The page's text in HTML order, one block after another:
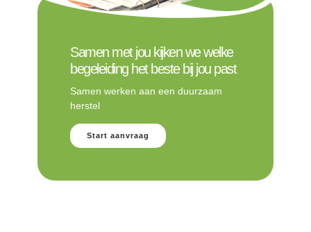
Samen met jou kijken we welke
begeleiding het beste bij jou past
Samen werken aan een duurzaam
herstel
Start aanvraag